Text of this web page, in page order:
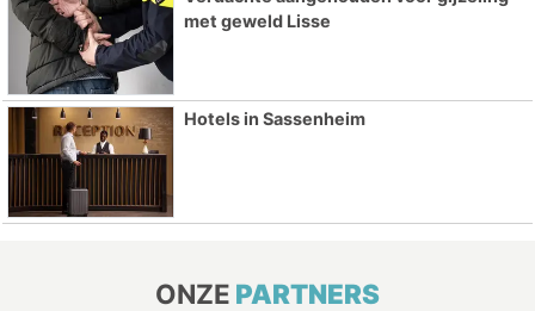
met geweld Lisse
Hotels in Sassenheim
ONZE PARTNERS